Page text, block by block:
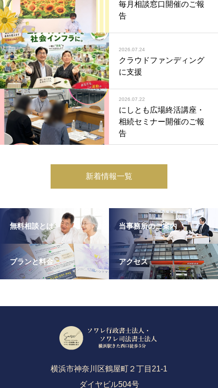
毎月相談窓口開催のご報
告
2026.07.24
クラウドファンディング
に支援
2026.07.22
にしとも広場終活講座・
相続セミナー開催のご報
告
新着情報一覧
無料相談とは 当事務所のご案内
プランと料金 アクセス
横浜市神奈川区鶴屋町２丁目21-1
ダイヤビル504号